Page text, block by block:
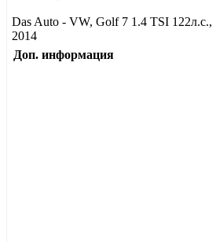
Das Auto - VW, Golf 7 1.4 TSI 122л.с.,
2014
Доп. информация